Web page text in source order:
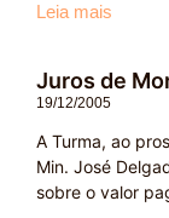
Leia mais
Juros de
19/12/2005
A Turma, ao
Min. José
sobre o valor